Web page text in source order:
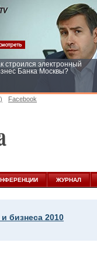
строился электронный
Банка Москвы?
Facebook
ЖУРНАЛ
бизнеса 2010